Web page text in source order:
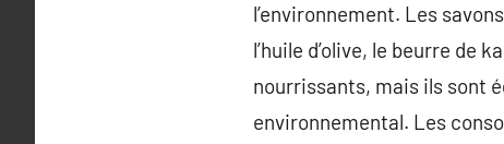
l’environnement. Les
l’huile d’olive, le beurre de
nourrissants, mais ils sont
environnemental. Les